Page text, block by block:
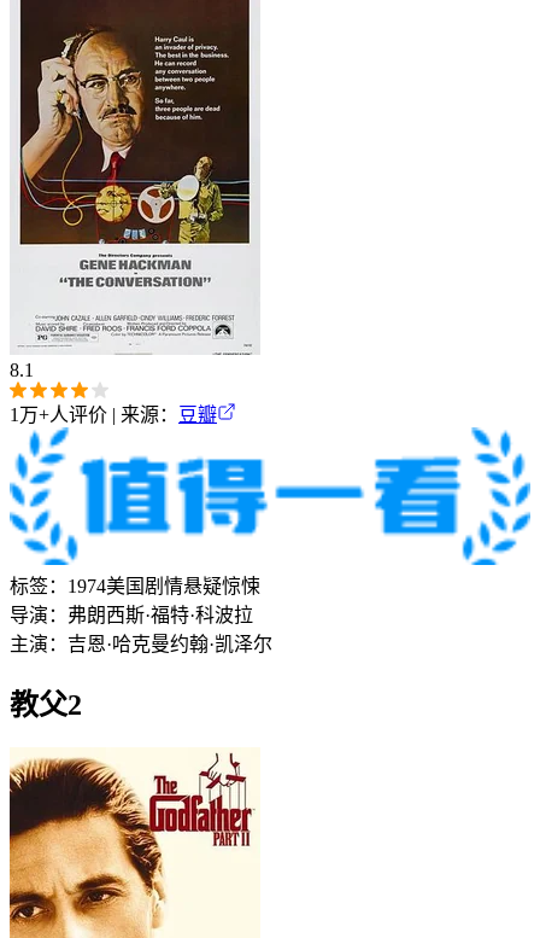
8.1
1万+人评价 | 来源： 豆瓣
标签： 1974美国 剧情悬疑惊悚
导演： 弗朗西斯·福特·科波拉
主演： 吉恩·哈克曼约翰·凯泽尔
教父2